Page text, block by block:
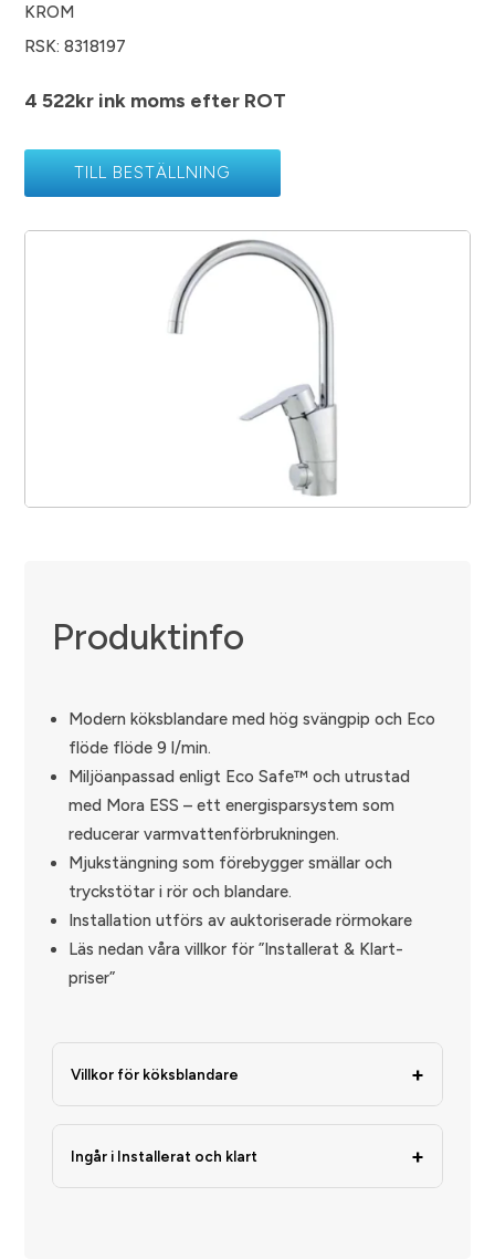
KROM
RSK: 8318197
4 522kr ink moms efter ROT
TILL BESTÄLLNING
Produktinfo
Modern köksblandare med hög svängpip och Eco
flöde flöde 9 l/min.
Miljöanpassad enligt Eco Safe™ och utrustad
med Mora ESS – ett energisparsystem som
reducerar varmvattenförbrukningen.
Mjukstängning som förebygger smällar och
tryckstötar i rör och blandare.
Installation utförs av auktoriserade rörmokare
Läs nedan våra villkor för ”Installerat & Klart-
priser”
Villkor för köksblandare +
”Etthålstyp”. Eventuell Vid byte av blandare
ska den befintliga köks- eller
Ingår i Installerat och klart +